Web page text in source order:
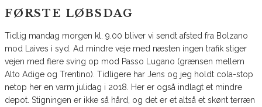
FØRSTE LØBSDAG
Tidlig mandag morgen kl. 9.00 bliver vi sendt afsted fra Bolzano
mod Laives i syd. Ad mindre veje med næsten ingen trafik stiger
vejen med flere sving op mod Passo Lugano (grænsen mellem
Alto Adige og Trentino). Tidligere har Jens og jeg holdt cola-stop
netop her en varm julidag i 2018. Her er også indlagt et mindre
depot. Stigningen er ikke så hård, og det er et altså et skønt terræn